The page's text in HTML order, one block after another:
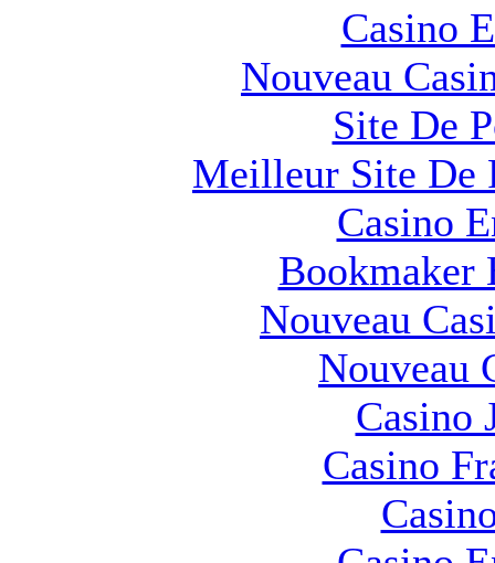
Casino
Nouveau
Site De
Meilleur Site De
Casino
Bookmaker
Nouveau
Nouveau
Casino
Casino